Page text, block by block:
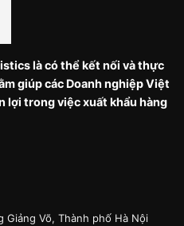
là có thể kết nối và thực
giúp các Doanh nghiệp Việt
lợi trong việc xuất khẩu hàng
Giảng Võ, Thành phố Hà Nội